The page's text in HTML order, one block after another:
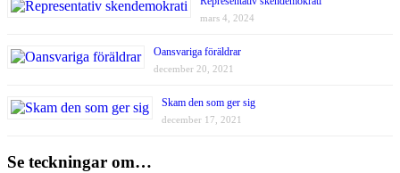
mars 4, 2024
Oansvariga föräldrar
december 20, 2021
Skam den som ger sig
december 17, 2021
Se teckningar om…